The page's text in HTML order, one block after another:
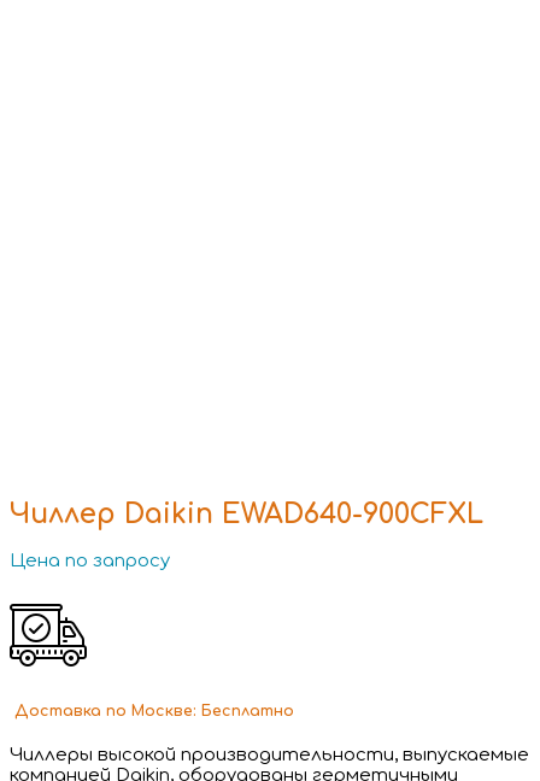
Чиллер Daikin EWAD640-900CFXL
Цена по запросу
Доставка по Москве: Бесплатно
Чиллеры высокой производительности, выпускаемые
компанией Daikin, оборудованы герметичными